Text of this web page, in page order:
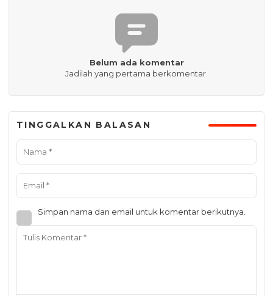
Belum ada komentar
Jadilah yang pertama berkomentar.
TINGGALKAN BALASAN
Simpan nama dan email untuk komentar berikutnya.